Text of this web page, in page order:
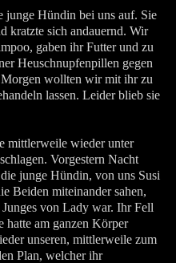
junge Hündin bei uns auf. Sie
kratzte sich andauernd. Wir
gaben ihr Futter und zu
Heuschnupfenpillen gegen
wollten wir mit ihr zu
lassen. Leider blieb sie
mittlerweile wieder unter
Vorgestern Nacht
junge Hündin, von uns Susi
Beiden miteinander sahen,
von Lady war. Ihr Fell
hatte am ganzen Körper
unseren, mittlerweile zum
Plan, welcher ihr